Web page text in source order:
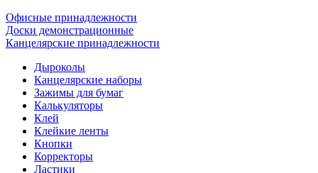
Офисные принадлежности
Доски демонстрационные
Канцелярские принадлежности
Дыроколы
Канцелярские наборы
Зажимы для бумаг
Калькуляторы
Клей
Клейкие ленты
Кнопки
Корректоры
Ластики